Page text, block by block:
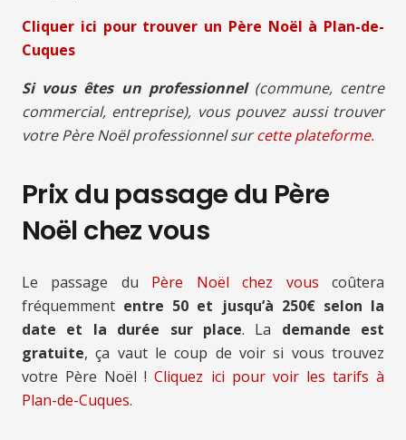
Cliquer ici pour trouver un Père Noël à Plan-de-
Cuques
Si vous êtes un professionnel(commune, centre
commercial, entreprise), vous pouvez aussi trouver
votre Père Noël professionnel surcette plateforme.
Prix du passage du Père
Noël chez vous
Le passage du Père Noël chez vous coûtera
fréquemment entre 50 et jusqu’à 250€ selon la
date et la durée sur place. La demande est
gratuite, ça vaut le coup de voir si vous trouvez
votre Père Noël !Cliquez ici pour voir les tarifs à
Plan-de-Cuques.